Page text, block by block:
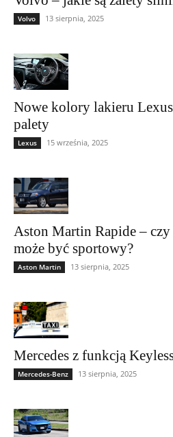
Volvo 13 sierpnia, 2025
Nowe kolory lakieru
palety
Lexus 15 września, 2025
Aston Martin Rapide –
może być sportowy?
Aston Martin 13 sierpnia, 2025
Mercedes z funkcją
Mercedes-Benz 13 sierpnia, 2025